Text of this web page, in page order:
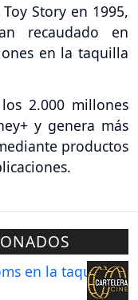
Story en 1995,
recaudado en
en la taquilla
2.000 millones
y genera más
productos